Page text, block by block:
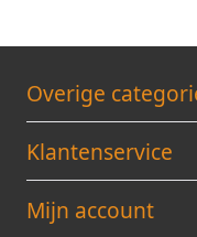
Robuuste
Gecentreerd in
Oprolbaar en
Ruimte naast
Overige
Klantenservice
Mijn account